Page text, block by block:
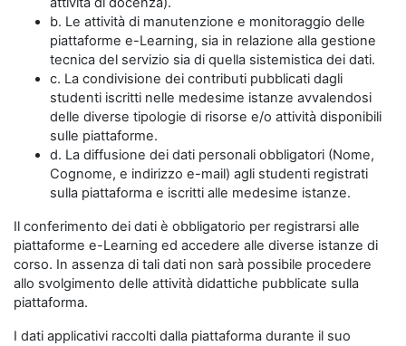
b. Le attività di manutenzione e monitoraggio delle
piattaforme e-Learning, sia in relazione alla gestione
tecnica del servizio sia di quella sistemistica dei dati.
c. La condivisione dei contributi pubblicati dagli
studenti iscritti nelle medesime istanze avvalendosi
delle diverse tipologie di risorse e/o attività disponibili
sulle piattaforme.
d. La diffusione dei dati personali obbligatori (Nome,
Cognome, e indirizzo e-mail) agli studenti registrati
sulla piattaforma e iscritti alle medesime istanze.
Il conferimento dei dati è obbligatorio per registrarsi alle
piattaforme e-Learning ed accedere alle diverse istanze di
corso. In assenza di tali dati non sarà possibile procedere
allo svolgimento delle attività didattiche pubblicate sulla
piattaforma.
I dati applicativi raccolti dalla piattaforma durante il suo